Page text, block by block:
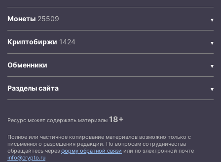
Монеты
Криптобиржи
Обменники
Разделы сайта
Ресурс может содержать материалы 18+
Полное или частичное копирование материалов возможно только с
письменного разрешения редакции. По вопросам сотрудничества
обращайтесь через форму обратной связи или по электронной почте
info@crypto.ru